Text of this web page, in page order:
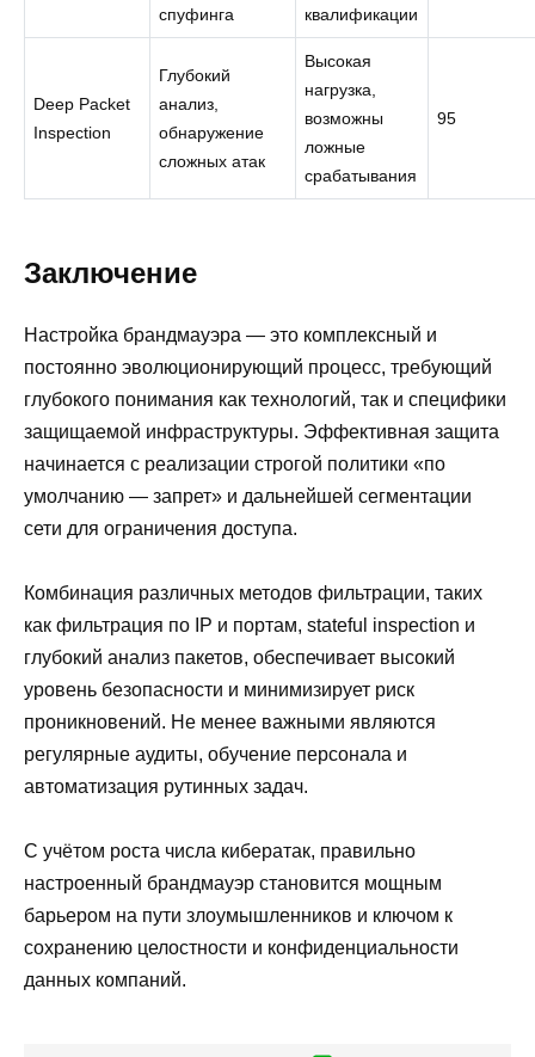
спуфинга
квалификации
Deep Packet
Inspection
Глубокий
анализ,
обнаружение
сложных атак
Высокая
нагрузка,
возможны
ложные
срабатывания
95
Заключение
Настройка брандмауэра — это комплексный и
постоянно эволюционирующий процесс, требующий
глубокого понимания как технологий, так и специфики
защищаемой инфраструктуры. Эффективная защита
начинается с реализации строгой политики «по
умолчанию — запрет» и дальнейшей сегментации
сети для ограничения доступа.
Комбинация различных методов фильтрации, таких
как фильтрация по IP и портам, stateful inspection и
глубокий анализ пакетов, обеспечивает высокий
уровень безопасности и минимизирует риск
проникновений. Не менее важными являются
регулярные аудиты, обучение персонала и
автоматизация рутинных задач.
С учётом роста числа кибератак, правильно
настроенный брандмауэр становится мощным
барьером на пути злоумышленников и ключом к
сохранению целостности и конфиденциальности
данных компаний.